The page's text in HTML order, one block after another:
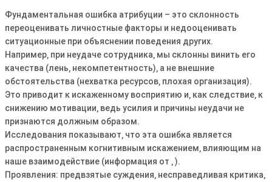
Фундаментальная ошибка атрибуции – это склонность
переоценивать личностные факторы и недооценивать
ситуационные при объяснении поведения других.
Например‚ при неудаче сотрудника‚ мы склонны винить его
качества (лень‚ некомпетентность)‚ а не внешние
обстоятельства (нехватка ресурсов‚ плохая организация).
Это приводит к искаженному восприятию и‚ как следствие‚ к
снижению мотивации‚ ведь усилия и причины неудачи не
признаются должным образом.
Исследования показывают‚ что эта ошибка является
распространенным когнитивным искажением‚ влияющим на
наше взаимодействие (информация от ‚ ).
Проявления: предвзятые суждения‚ несправедливая критика‚